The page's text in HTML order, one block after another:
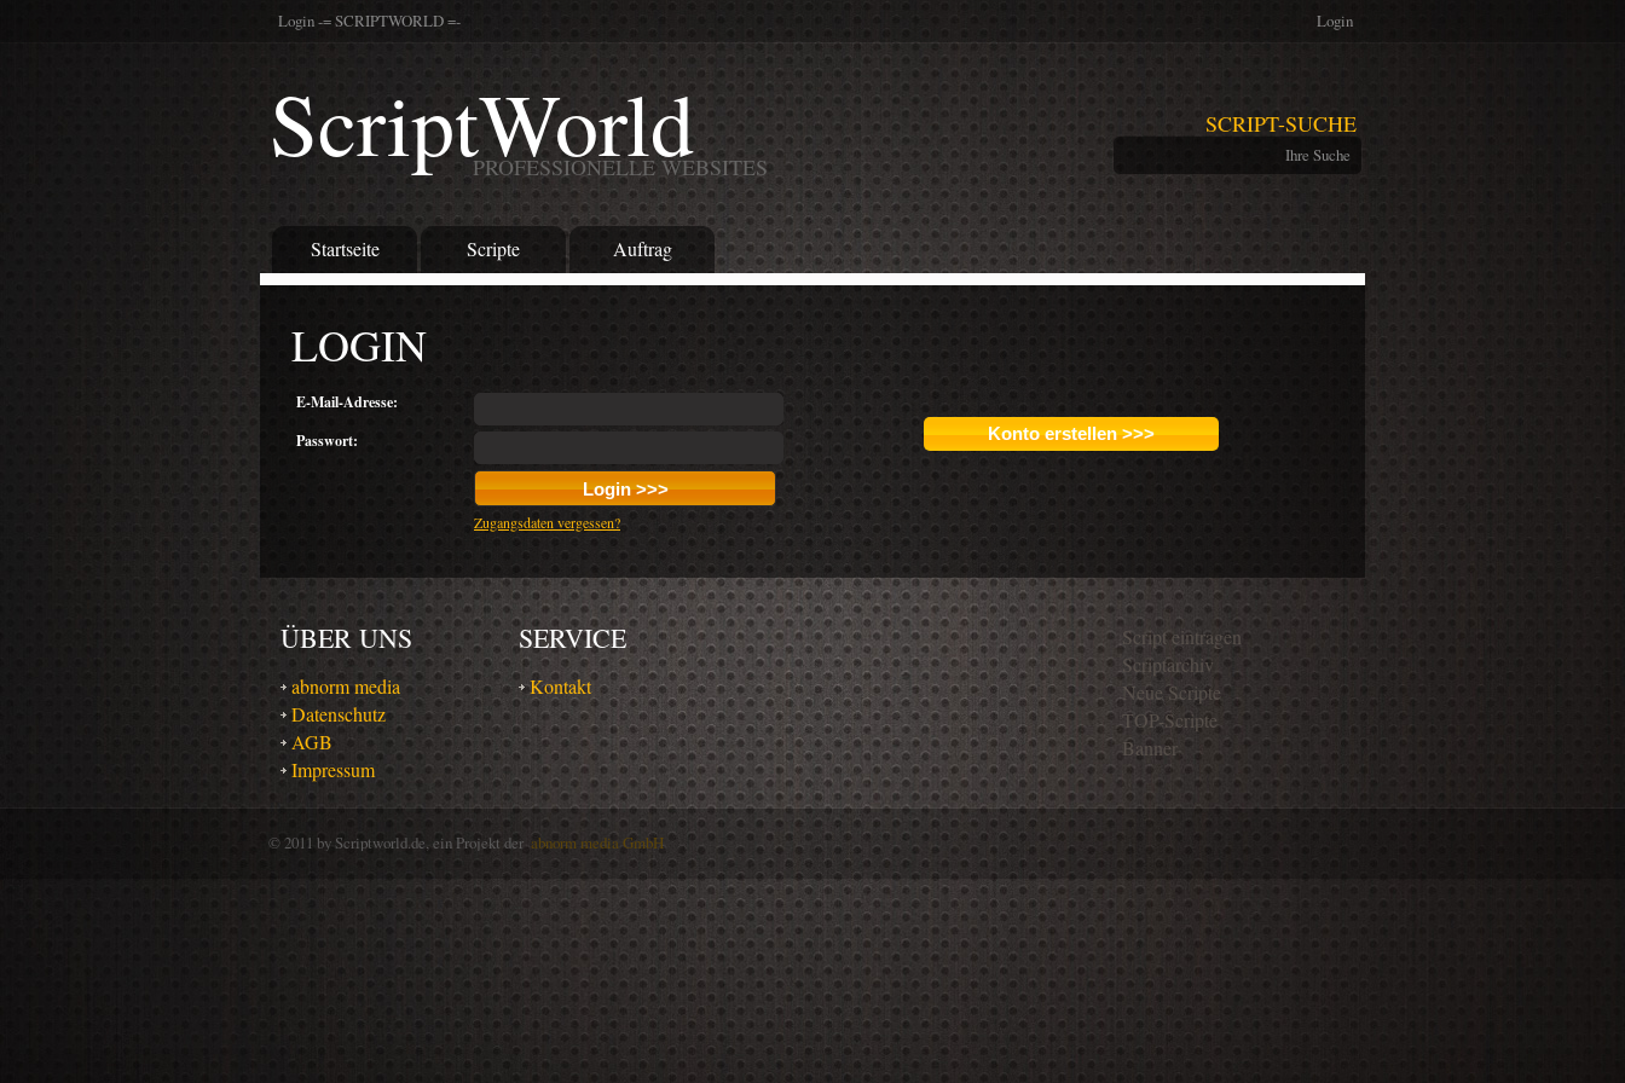
Login -= SCRIPTWORLD =- Login
ScriptWorld
PROFESSIONELLE WEBSITES
SCRIPT-SUCHE
Startseite Scripte Auftrag
LOGIN
E-Mail-Adresse:
Passwort:
Zugangsdaten vergessen?
Konto erstellen >>>
ÜBER UNS
abnorm media
Datenschutz
AGB
Impressum
SERVICE
Kontakt
Script eintragen
Scriptarchiv
Neue Scripte
TOP-Scripte
Banner
© 2011 by Scriptworld.de, ein Projekt derabnorm media GmbH